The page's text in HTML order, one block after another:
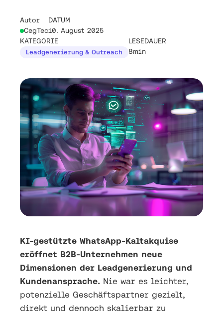
Autor
CegTec
DATUM
10. August 2025
KATEGORIE
Leadgenerierung & Outreach
LESEDAUER
8min
KI-gestützte WhatsApp-Kaltakquise
eröffnet B2B-Unternehmen neue
Dimensionen der Leadgenerierung und
Kundenansprache. Nie war es leichter,
potenzielle Geschäftspartner gezielt,
direkt und dennoch skalierbar zu